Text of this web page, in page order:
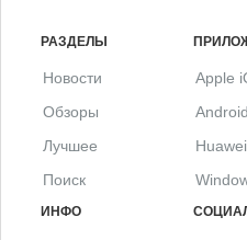
РАЗДЕЛЫ
Новости
Обзоры
Лучшее
Поиск
Apple
Android
Huawei
ИНФО